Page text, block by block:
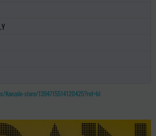
Konzole-store/1394715514120425?ref=hl